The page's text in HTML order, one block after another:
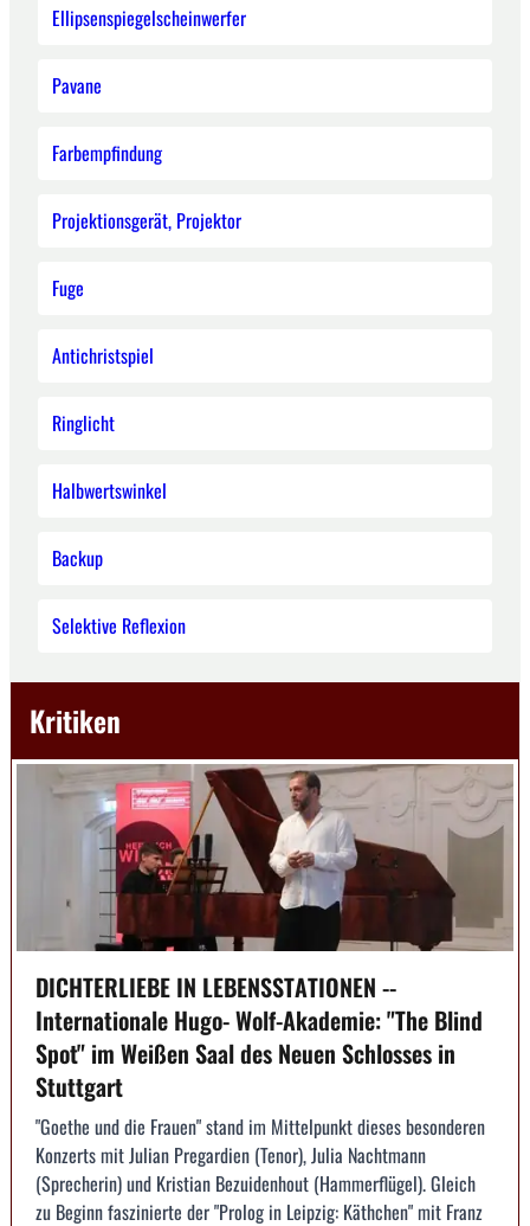
Ellipsenspiegelscheinwerfer
Pavane
Farbempfindung
Projektionsgerät, Projektor
Fuge
Antichristspiel
Ringlicht
Halbwertswinkel
Backup
Selektive Reflexion
Kritiken
DICHTERLIEBE IN LEBENSSTATIONEN --
Internationale Hugo- Wolf-Akademie: "The Blind
Spot" im Weißen Saal des Neuen Schlosses in
Stuttgart
"Goethe und die Frauen" stand im Mittelpunkt dieses besonderen
Konzerts mit Julian Pregardien (Tenor), Julia Nachtmann
(Sprecherin) und Kristian Bezuidenhout (Hammerflügel). Gleich
zu Beginn faszinierte der "Prolog in Leipzig: Käthchen" mit Franz